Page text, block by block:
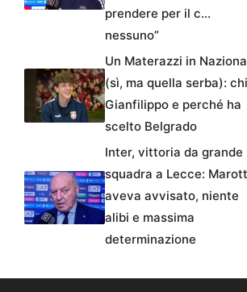
prendere per il c…
nessuno”
Un Materazzi in
(sì, ma quella serba):
Gianfilippo e perché ha
scelto Belgrado
Inter, vittoria da grande
squadra a Lecce:
aveva avvisato, niente
alibi e massima
determinazione